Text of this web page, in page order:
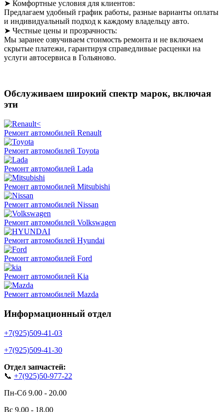
➤ Комфортные условия для клиентов:
Предлагаем удобный график работы, разные варианты оплаты
и индивидуальный подход к каждому владельцу авто.
➤ Честные цены и прозрачность:
Мы заранее озвучиваем стоимость ремонта и не включаем
скрытые платежи, гарантируя справедливые расценки на
услуги автосервиса в Гольяново.
Обслуживаем широкий спектр марок, включая
эти
Ремонт автомобилей Renault
Ремонт автомобилей Toyota
Ремонт автомобилей Lada
Ремонт автомобилей Mitsubishi
Ремонт автомобилей Nissan
Ремонт автомобилей Volkswagen
Ремонт автомобилей Hyundai
Ремонт автомобилей Ford
Ремонт автомобилей Kia
Ремонт автомобилей Mazda
Информационный отдел
+7(925)509-41-03
+7(925)509-41-30
Отдел запчастей:
📞 +7(925)50-977-22
Пн-Сб 9.00 - 20.00
Вс 9.00 - 18.00